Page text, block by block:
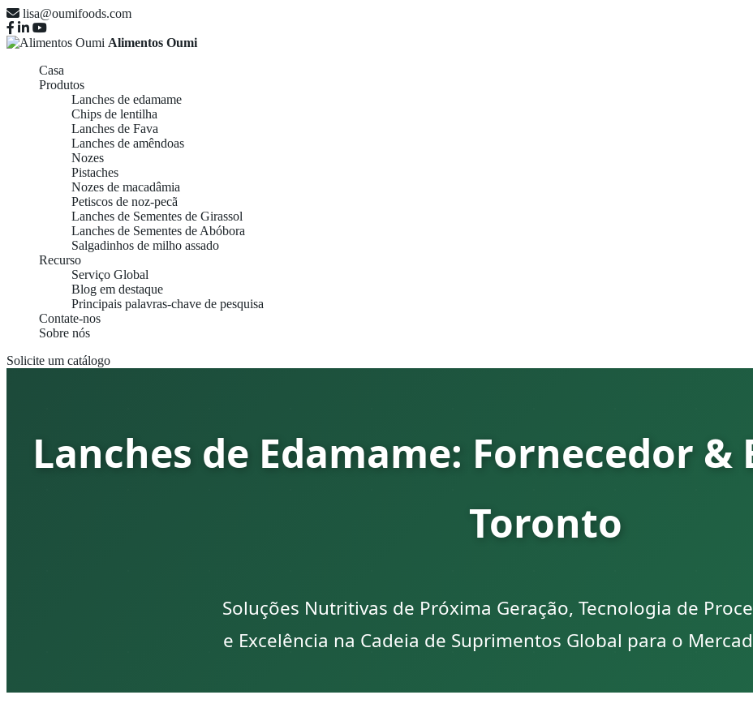
lisa@oumifoods.com
Alimentos Oumi
Casa
Produtos
Lanches de edamame
Chips de lentilha
Lanches de Fava
Lanches de amêndoas
Nozes
Pistaches
Nozes de macadâmia
Petiscos de noz-pecã
Lanches de Sementes de Girassol
Lanches de Sementes de Abóbora
Salgadinhos de milho assado
Recurso
Serviço Global
Blog em destaque
Principais palavras-chave de pesquisa
Contate-nos
Sobre nós
Solicite um catálogo
Lanches de Edamame: Fornecedor
Toronto
Soluções Nutritivas de Próxima Geração, Tecnologia de
e Excelência na Cadeia de Suprimentos Global para o